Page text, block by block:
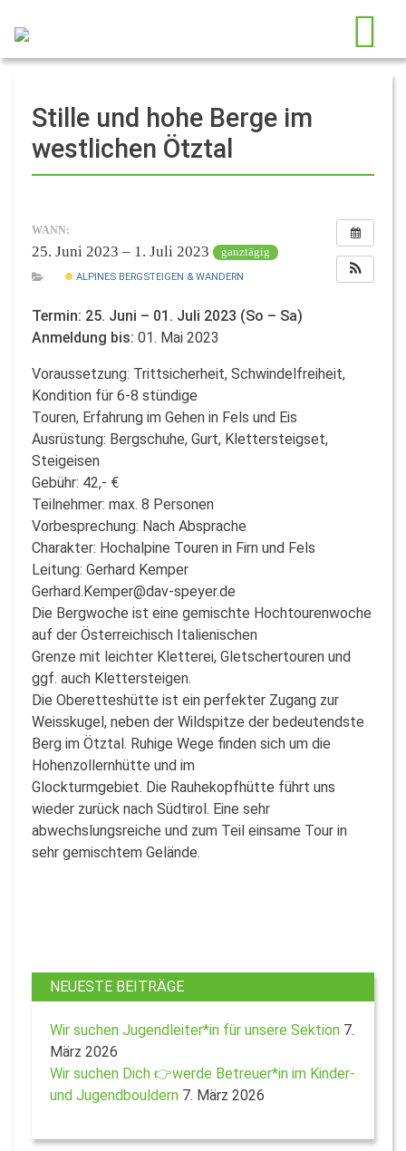
Stille und hohe Berge im
westlichen Ötztal
WANN:
25. Juni 2023 – 1. Juli 2023 ganztägig
ALPINES BERGSTEIGEN & WANDERN
Termin: 25. Juni – 01. Juli 2023 (So – Sa)
Anmeldung bis: 01. Mai 2023
Voraussetzung: Trittsicherheit, Schwindelfreiheit,
Kondition für 6-8 stündige
Touren, Erfahrung im Gehen in Fels und Eis
Ausrüstung: Bergschuhe, Gurt, Klettersteigset,
Steigeisen
Gebühr: 42,- €
Teilnehmer: max. 8 Personen
Vorbesprechung: Nach Absprache
Charakter: Hochalpine Touren in Firn und Fels
Leitung: Gerhard Kemper
Gerhard.Kemper@dav-speyer.de
Die Bergwoche ist eine gemischte Hochtourenwoche
auf der Österreichisch Italienischen
Grenze mit leichter Kletterei, Gletschertouren und
ggf. auch Klettersteigen.
Die Oberetteshütte ist ein perfekter Zugang zur
Weisskugel, neben der Wildspitze der bedeutendste
Berg im Ötztal. Ruhige Wege finden sich um die
Hohenzollernhütte und im
Glockturmgebiet. Die Rauhekopfhütte führt uns
wieder zurück nach Südtirol. Eine sehr
abwechslungsreiche und zum Teil einsame Tour in
sehr gemischtem Gelände.
NEUESTE BEITRÄGE
Wir suchen Jugendleiter*in für unsere Sektion 7.
März 2026
Wir suchen Dich 👉werde Betreuer*in im Kinder-
und Jugendbouldern 7. März 2026